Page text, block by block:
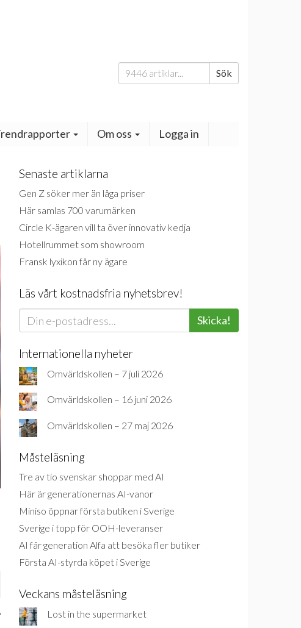
Sök
efter:
Sök
Om oss Logga in
Senaste artiklarna
Gen Z söker mer än låga priser
Här samlas 700 varumärken
Circle K-ägaren vill ta över innovativ kedja
Hotellrummet som showroom
Fransk lyxikon får ny ägare
Läs vårt kostnadsfria nyhetsbrev!
Skicka!
Internationella nyheter
Omvärldskollen – 7 juli 2026
Omvärldskollen – 16 juni 2026
Omvärldskollen – 27 maj 2026
Måsteläsning
Tre av tio svenskar shoppar med AI
Här är generationernas AI-vanor
Miniso öppnar första butiken i Sverige
Sverige i topp för OOH-leveranser
AI får generation Alfa att besöka fler butiker
Första AI-styrda köpet i Sverige
Veckans måsteläsning
Lost in the supermarket